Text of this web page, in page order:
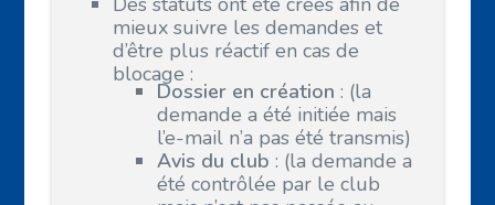
mieux suivre les demandes et
d’être plus réactif en cas de
blocage :
Dossier en création : (la
demande a été initiée mais
l’e-mail n’a pas été transmis)
Avis du club : (la demande a
été contrôlée par le club